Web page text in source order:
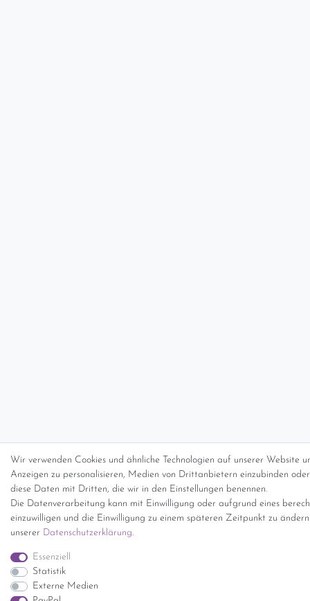
Wir verwenden Cookies und ähnliche Technologien auf unserer Website
Anzeigen zu personalisieren, Medien von Drittanbietern einzubinden
diese Daten mit Dritten, die wir in den Einstellungen benennen.
Die Datenverarbeitung kann mit Einwilligung oder aufgrund eines
einzuwilligen und die Einwilligung zu einem späteren Zeitpunkt zu
unserer Daten­schutz­erklärung.
Essenziell
Statistik
Externe Medien